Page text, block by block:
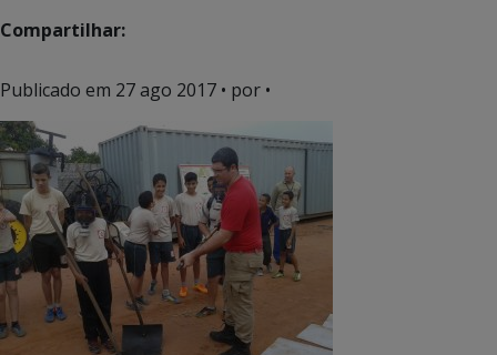
Compartilhar:
Publicado em 27 ago 2017 • por •